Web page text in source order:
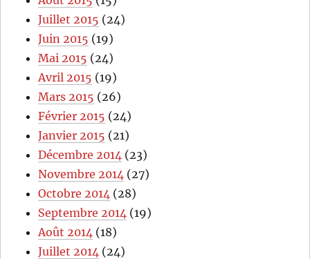
Juillet 2015 (24)
Juin 2015 (19)
Mai 2015 (24)
Avril 2015 (19)
Mars 2015 (26)
Février 2015 (24)
Janvier 2015 (21)
Décembre 2014 (23)
Novembre 2014 (27)
Octobre 2014 (28)
Septembre 2014 (19)
Août 2014 (18)
Juillet 2014 (24)